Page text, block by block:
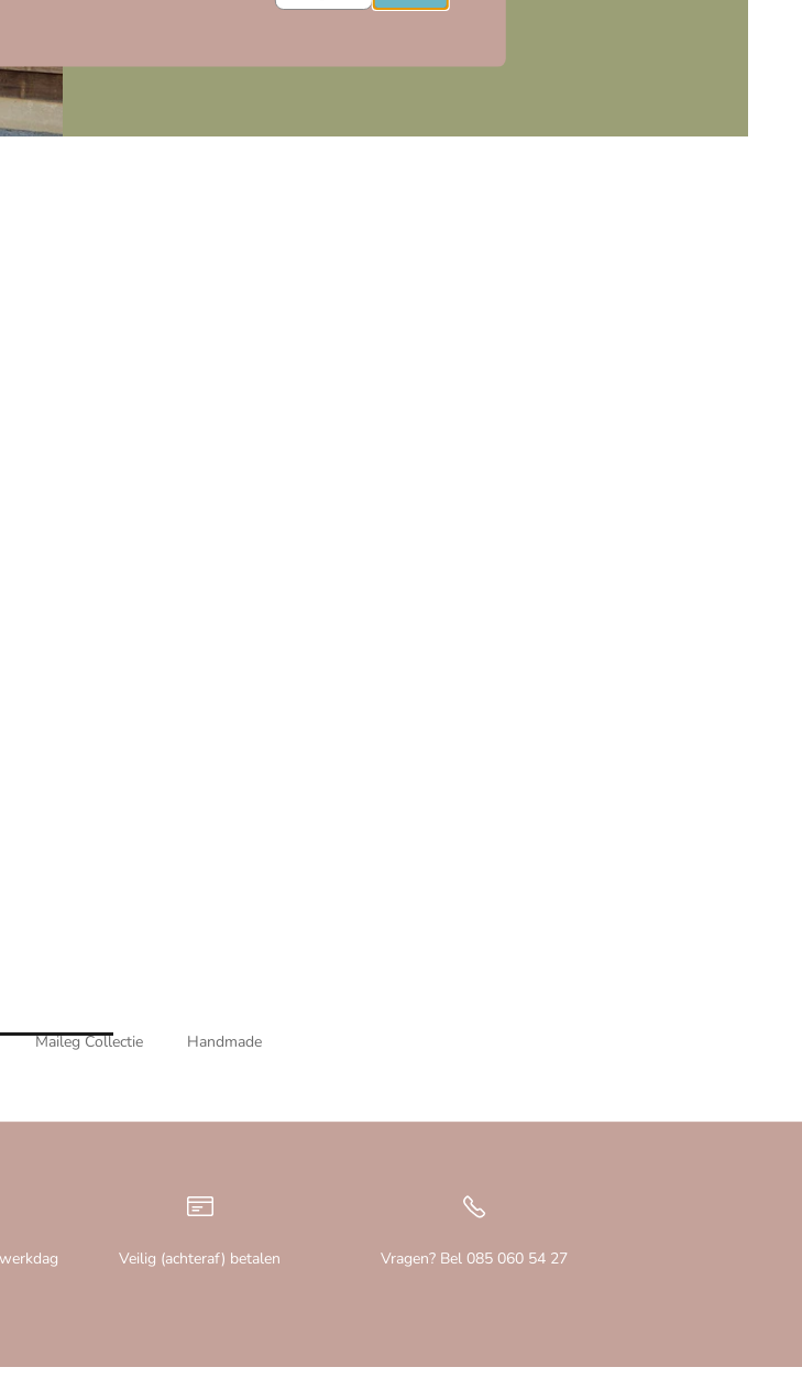
Maileg Collectie Handmade
Veilig (achteraf) betalen Vragen? Bel 085 060 54 27